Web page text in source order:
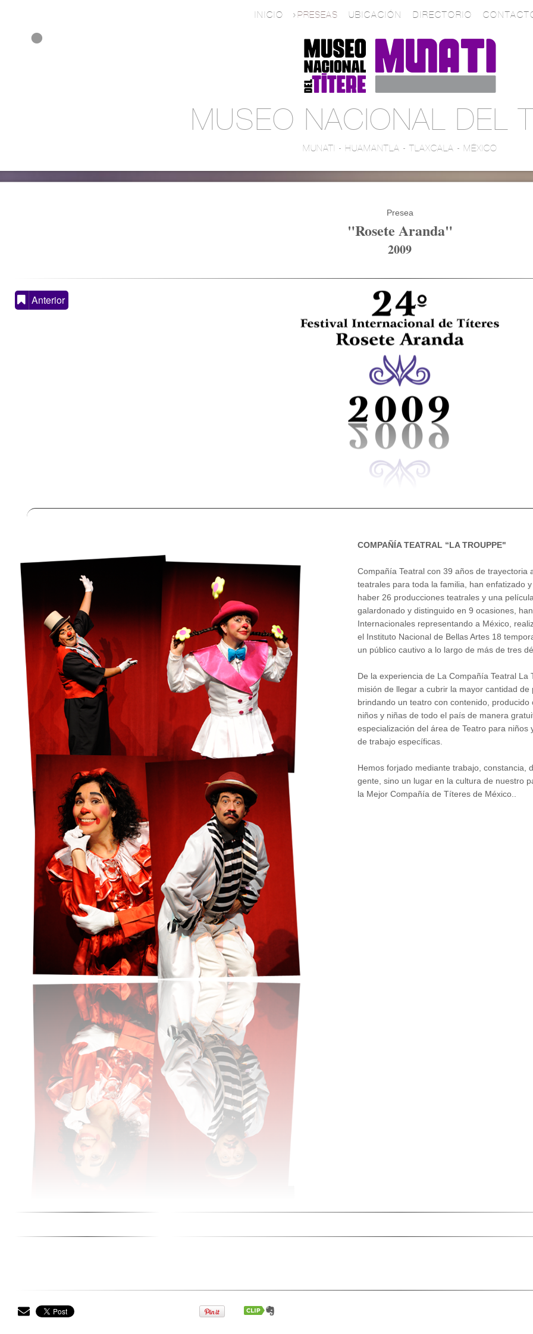
INICIO PRESEAS UBICACIÓN DIRECTORIO
MUSEO NACIONAL DEL
MUNATI - HUAMANTLA - TLAXCALA - MÉXICO
Presea
"Rosete Aranda"
2009
Anterior
COMPAÑÍA TEATRAL “LA TROUPPE"
Compañía Teatral con 39 años de
teatrales para toda la familia, han enfatizado
haber 26 producciones teatrales y una
galardonado y distinguido en 9 ocasiones,
Internacionales representando a México,
el Instituto Nacional de Bellas Artes 18
un público cautivo a lo largo de más de tres
De la experiencia de La Compañía Teatral
misión de llegar a cubrir la mayor cantidad de
brindando un teatro con contenido,
niños y niñas de todo el país de manera
especialización del área de Teatro para
de trabajo específicas.
Hemos forjado mediante trabajo, constancia,
gente, sino un lugar en la cultura de nuestro
la Mejor Compañía de Títeres de México..